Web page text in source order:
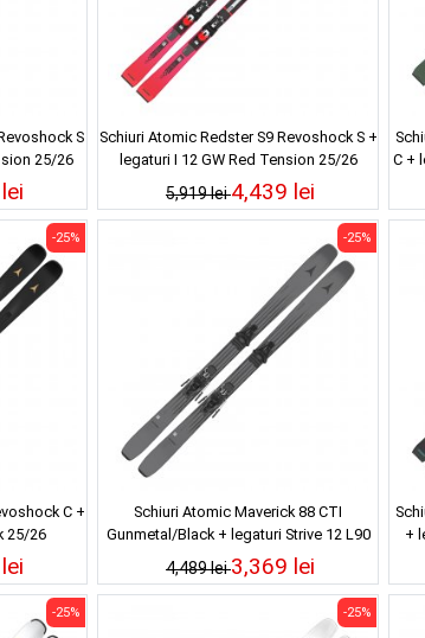
S
25/26
Schiuri Atomic Redster S9 Revoshock S +
legaturi I 12 GW Red Tension 25/26
5,919 lei4,439 lei
C +
C +
25/26
-25%
Schiuri Atomic Maverick 88 CTI
Gunmetal/Black + legaturi Strive 12 L90
25/26
4,489 lei
-25%
3,369 lei
+
-25% -25%